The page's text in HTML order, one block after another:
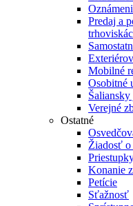
Predaj a
Mobilné
Osobitné
Verejné
Ostatné
Žiadosť o
Konanie
Petície
Sťažnosť